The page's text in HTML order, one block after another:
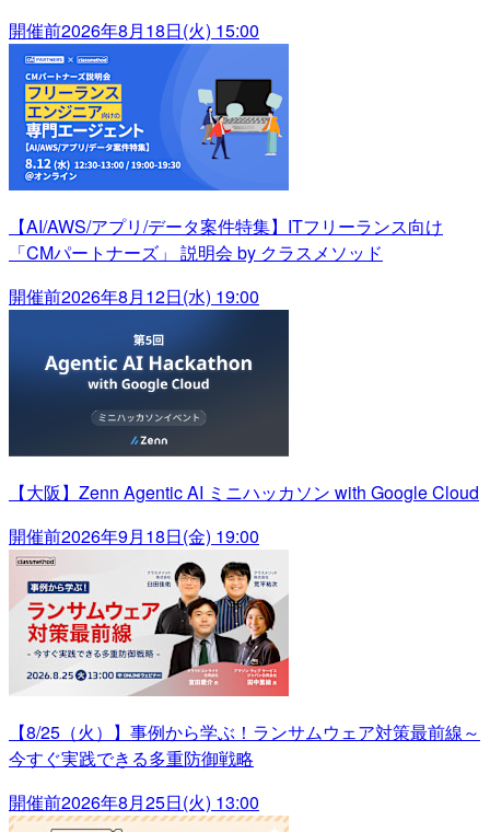
開催前2026年8月18日(火) 15:00
【AI/AWS/アプリ/データ案件特集】ITフリーランス向け
「CMパートナーズ」 説明会 by クラスメソッド
開催前2026年8月12日(水) 19:00
【大阪】Zenn Agentic AI ミニハッカソン with Google Cloud
開催前2026年9月18日(金) 19:00
【8/25（火）】事例から学ぶ！ランサムウェア対策最前線～
今すぐ実践できる多重防御戦略
開催前2026年8月25日(火) 13:00